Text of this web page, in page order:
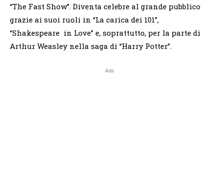
“The Fast Show”. Diventa celebre al grande pubblico
grazie ai suoi ruoli in “La carica dei 101”,
“Shakespeare in Love” e, soprattutto, per la parte di
Arthur Weasley nella saga di “Harry Potter”.
Ads